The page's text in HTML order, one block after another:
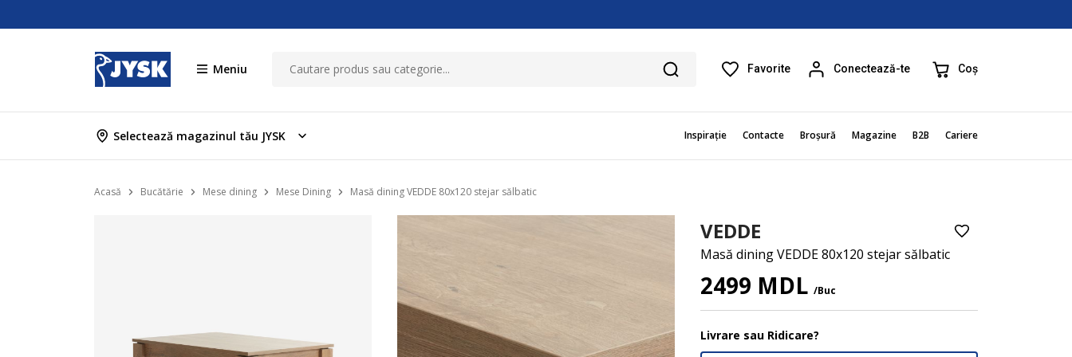
Meniu Favorite Conectează-te Coș
Selectează magazinul tău JYSK Inspirație Contacte Broșură Magazine B2B Cariere
Acasă Bucătărie Mese dining Mese Dining Masă dining VEDDE 80x120 stejar sălbatic
VEDDE
Masă dining VEDDE 80x120 stejar sălbatic
2499 MDL /Buc
Livrare sau Ridicare?